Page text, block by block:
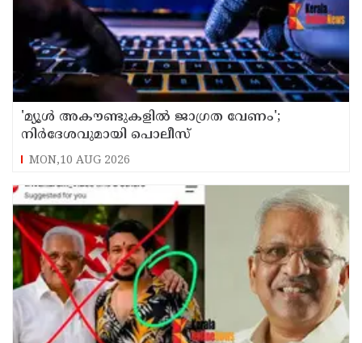
'മ്യൂള്‍ അകൗണ്ടുകളില്‍ ജാഗ്രത വേണം';
നിര്‍ദേശവുമായി പൊലീസ്
MON,10 AUG 2026